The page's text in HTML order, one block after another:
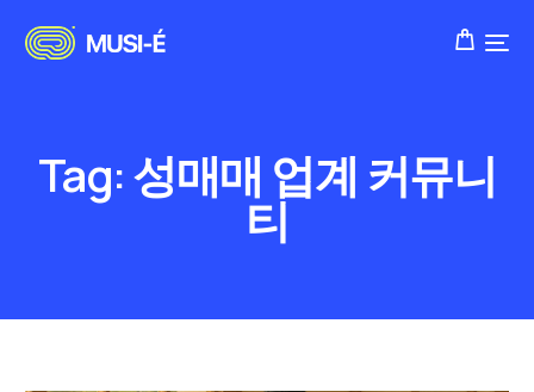
Tag:성매매 업계 커뮤니
티